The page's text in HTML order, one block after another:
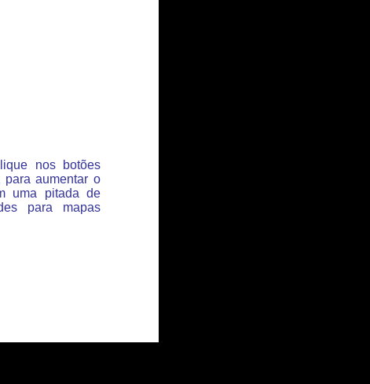
nos botões
aumentar o
uma pitada de
para mapas